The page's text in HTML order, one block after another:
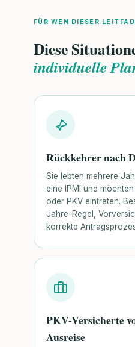
FÜR WEN DIESER
Diese
individuelle
Rückkehrer nach
Sie lebten mehrere
eine IPMI und
oder PKV eintreten.
Jahre-Regel,
korrekte
PKV-Versicherte
Ausreise